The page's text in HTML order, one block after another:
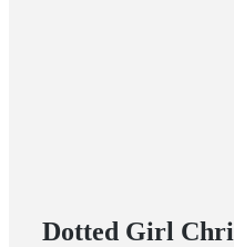
Dotted Girl